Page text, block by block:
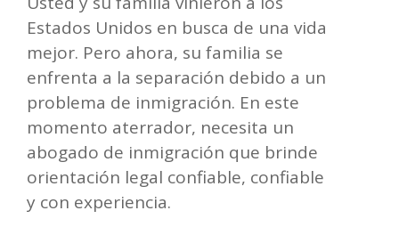
Estados Unidos en busca de una vida
mejor. Pero ahora, su familia se
enfrenta a la separación debido a un
problema de inmigración. En este
momento aterrador, necesita un
abogado de inmigración que brinde
orientación legal confiable, confiable
y con experiencia.